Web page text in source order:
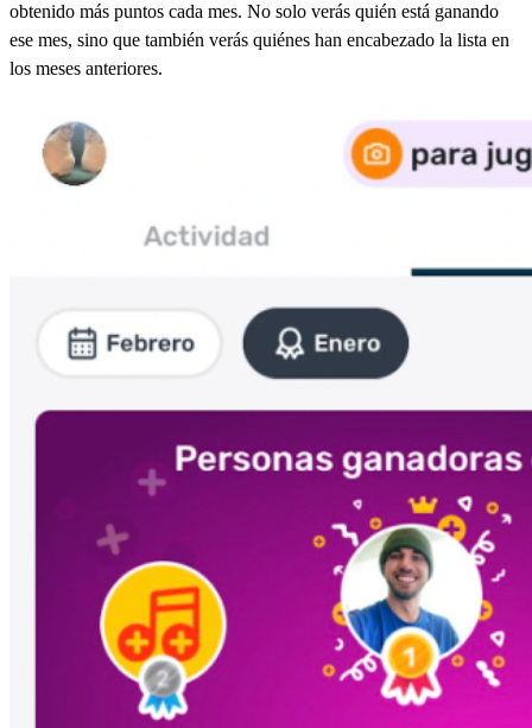
obtenido más puntos cada mes. No solo verás quién está ganando
ese mes, sino que también verás quiénes han encabezado la lista en
los meses anteriores.